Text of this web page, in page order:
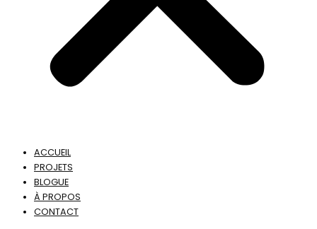
ACCUEIL
PROJETS
BLOGUE
À PROPOS
CONTACT